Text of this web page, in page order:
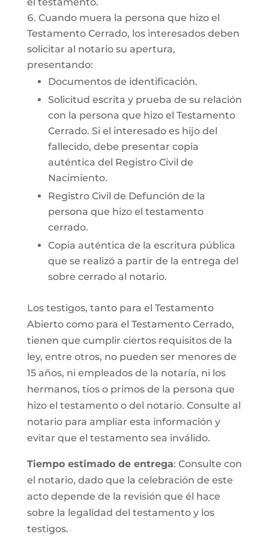
Cuando muera la persona que hizo el
Testamento Cerrado, los interesados deben
solicitar al notario su apertura,
presentando:
Documentos de identificación.
Solicitud escrita y prueba de su relación
con la persona que hizo el Testamento
Cerrado. Si el interesado es hijo del
fallecido, debe presentar copia
auténtica del Registro Civil de
Nacimiento.
Registro Civil de Defunción de la
persona que hizo el testamento
cerrado.
Copia auténtica de la escritura pública
que se realizó a partir de la entrega del
sobre cerrado al notario.
Los testigos, tanto para el Testamento
Abierto como para el Testamento Cerrado,
tienen que cumplir ciertos requisitos de la
ley, entre otros, no pueden ser menores de
15 años, ni empleados de la notaría, ni los
hermanos, tíos o primos de la persona que
hizo el testamento o del notario. Consulte al
notario para ampliar esta información y
evitar que el testamento sea inválido.
Tiempo estimado de entrega: Consulte con
el notario, dado que la celebración de este
acto depende de la revisión que él hace
sobre la legalidad del testamento y los
testigos.